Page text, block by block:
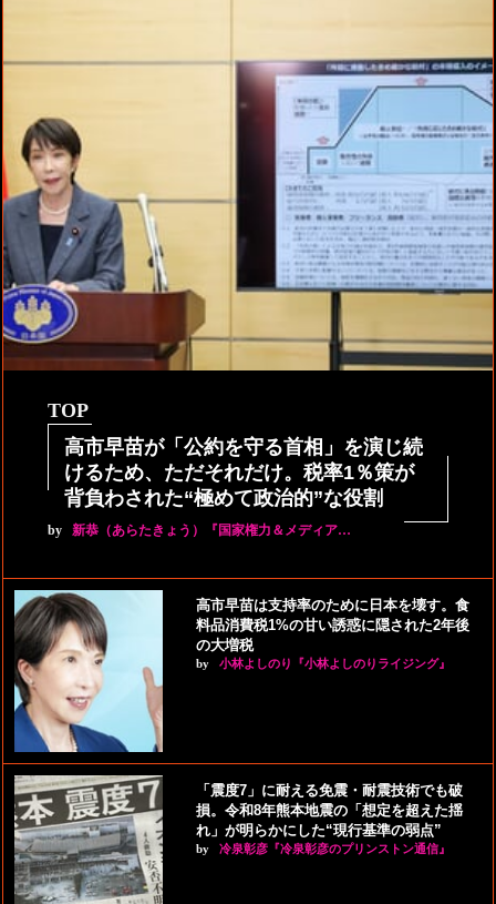
TOP
高市早苗が「公約を守る首相」を演じ続
けるため、ただそれだけ。税率1％策が
背負わされた“極めて政治的”な役割
by 新恭（あらたきょう）『国家権力＆メディア…
高市早苗は支持率のために日本を壊す。食
料品消費税1%の甘い誘惑に隠された2年後
の大増税
by 小林よしのり『小林よしのりライジング』
「震度7」に耐える免震・耐震技術でも破
損。令和8年熊本地震の「想定を超えた揺
れ」が明らかにした“現行基準の弱点”
by 冷泉彰彦『冷泉彰彦のプリンストン通信』